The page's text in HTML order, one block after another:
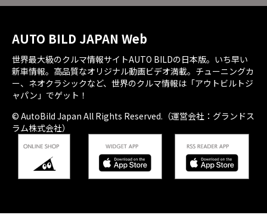
AUTO BILD JAPAN Web
世界最大級のクルマ情報サイトAUTO BILDの日本版。いち早い
新車情報。高品質なオリジナル動画ビデオ満載。チューニングカ
ー、ネオクラシックなど、世界のクルマ情報は「アウトビルトジ
ャパン」でゲット！
© AutoBild Japan All Rights Reserved.（運営会社：グランドス
ラム株式会社）